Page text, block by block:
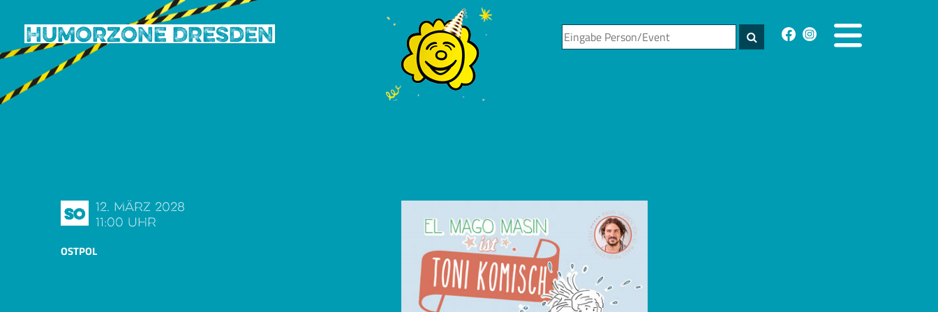
Humorzone Dresden
So
12. März 2028
11:00 Uhr
OSTPOL